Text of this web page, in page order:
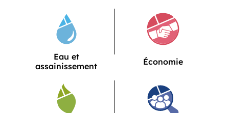
Service
Eau et
assainissement
Service
Économie